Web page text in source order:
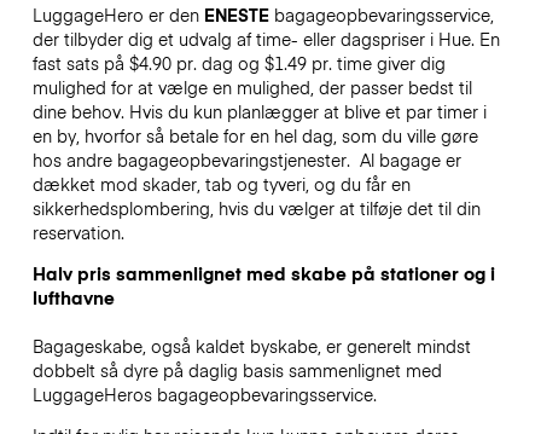
LuggageHero er den ENESTEbagageopbevaringsservice,
der tilbyder dig et udvalg af time- eller dagspriser i Hue. En
fast sats på $4.90 pr. dag og $1.49 pr. time giver dig
mulighed for at vælge en mulighed, der passer bedst til
dine behov. Hvis du kun planlægger at blive et par timer i
en by, hvorfor så betale for en hel dag, som du ville gøre
hos andre bagageopbevaringstjenester. Al bagage er
dækket mod skader, tab og tyveri, og du får en
sikkerhedsplombering, hvis du vælger at tilføje det til din
reservation.
Halv pris sammenlignet med skabe på stationer og i
lufthavne
Bagageskabe, også kaldet byskabe, er generelt mindst
dobbelt så dyre på daglig basis sammenlignet med
LuggageHeros bagageopbevaringsservice.